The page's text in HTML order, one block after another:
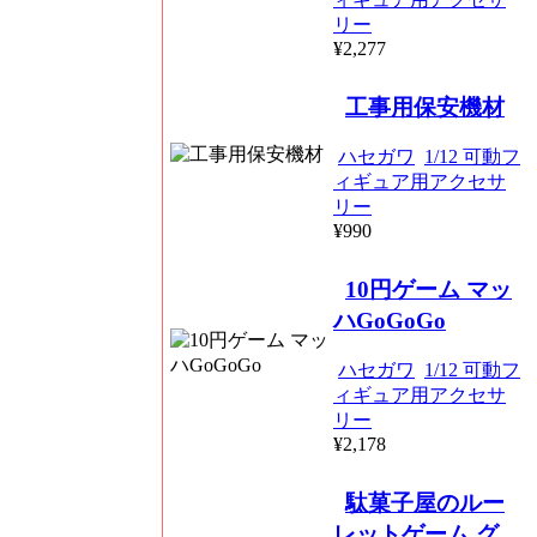
リー
¥2,277
工事用保安機材
ハセガワ
1/12 可動フ
ィギュア用アクセサ
リー
¥990
10円ゲーム マッ
ハGoGoGo
ハセガワ
1/12 可動フ
ィギュア用アクセサ
リー
¥2,178
駄菓子屋のルー